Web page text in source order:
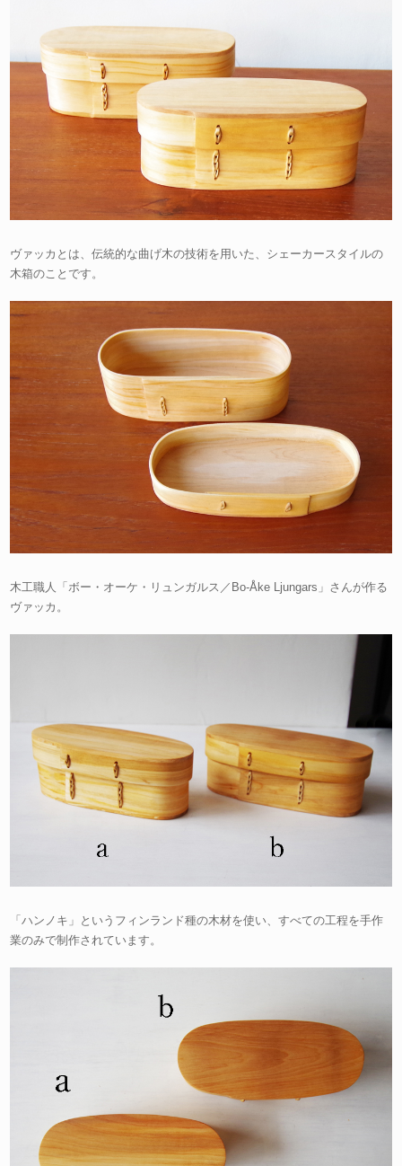
ヴァッカとは、伝統的な曲げ木の技術を用いた、シェーカースタイルの
木箱のことです。
木工職人「ボー・オーケ・リュンガルス／Bo-Åke Ljungars」さんが作る
ヴァッカ。
「ハンノキ」というフィンランド種の木材を使い、すべての工程を手作
業のみで制作されています。